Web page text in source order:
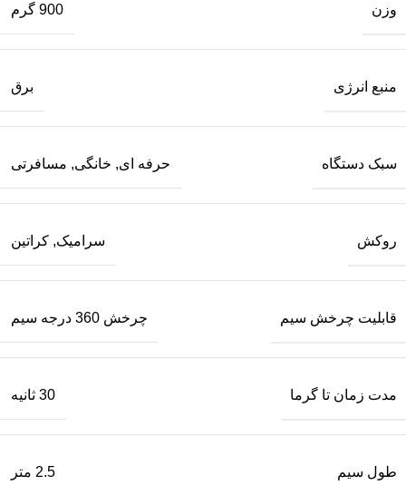
وزن 900 گرم
منبع انرژی برق
سبک دستگاه حرفه ای, خانگی, مسافرتی
روکش سرامیک, کراتین
قابلیت چرخش سیم چرخش 360 درجه سیم
مدت زمان تا گرما 30 ثانیه
طول سیم 2.5 متر